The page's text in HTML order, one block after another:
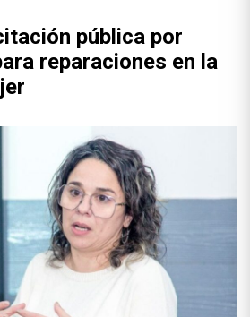
pública por
reparaciones en la